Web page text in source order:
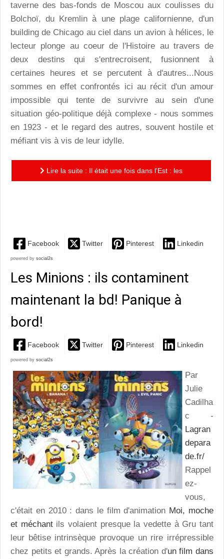
taverne des bas-fonds de Moscou aux coulisses du
Bolchoï, du Kremlin à une plage californienne, d'un
building de Chicago au ciel dans un avion à hélices, le
lecteur plonge au coeur de l'Histoire au travers de
deux destins qui s'entrecroisent, fusionnent à
certaines heures et se percutent à d'autres...Nous
sommes en effet confrontés ici au récit d'un amour
impossible qui tente de survivre au sein d'une
situation géo-politique déjà complexe - nous sommes
en 1923 - et le regard des autres, souvent hostile et
méfiant vis à vis de leur idylle.
Lire la suite : Il était une fois dans l'Est : les
Facebook Twitter Pinterest Linkedin
powered by social2s
Les Minions : ils contaminent
maintenant la bd! Panique à
bord!
Facebook Twitter Pinterest Linkedin
powered by social2s
Par
Julie
Cadilha
c -
Lagran
depara
de.fr/
Rappel
ez-
vous,
c'était en 2010 : dans le film d'animation Moi, moche
et méchantils volaient presque la vedette à Gru tant
leur bêtise intrinsèque provoque un rire irrépressible
chez petits et grands. Après la création d'un film dans